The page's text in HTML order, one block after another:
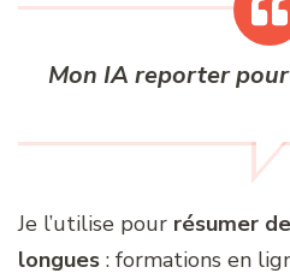
Mon IA reporter
Je l’utilise pour résumer
longues : formations en